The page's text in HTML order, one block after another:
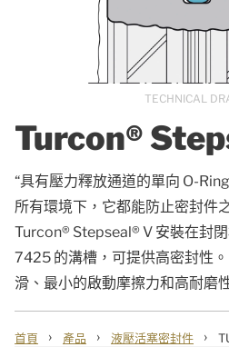
Turcon®
“具有壓力釋放通道的單向 O-
所有環境下，它都能防止密封件
Turcon® Stepseal® V 安裝在封
7425 的溝槽，可提供高密封性
滑、最小的啟動摩擦力和高耐磨
TECHNICAL
首頁 › 產品 › 液壓活塞密封件 ›